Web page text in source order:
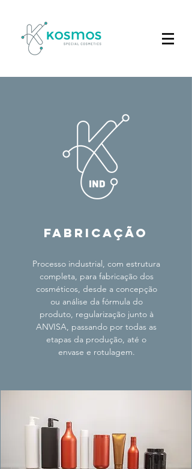
fabricação
Processo industrial, com estrutura
completa, para fabricação dos
cosméticos, desde a concepção
ou análise da fórmula do
produto, regularização junto à
ANVISA, passando por todas as
etapas da produção, até o
envase e rotulagem.